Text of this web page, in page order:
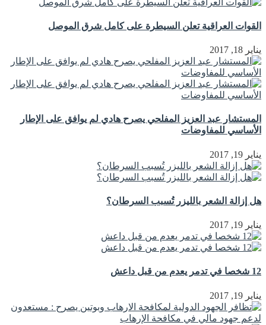
القوات العراقية تعلن السيطرة على كامل شرق الموصل
يناير 18, 2017
المستشار عبد العزيز المفلحي يصرح هادي لم يوافق على الإطار
الأساسي للمفاوضات
يناير 19, 2017
هل إزالة الشعر بالليزر تُسبب السرطان؟
يناير 19, 2017
12 شخصا في تدمر يعدم من قبل داعش
يناير 19, 2017